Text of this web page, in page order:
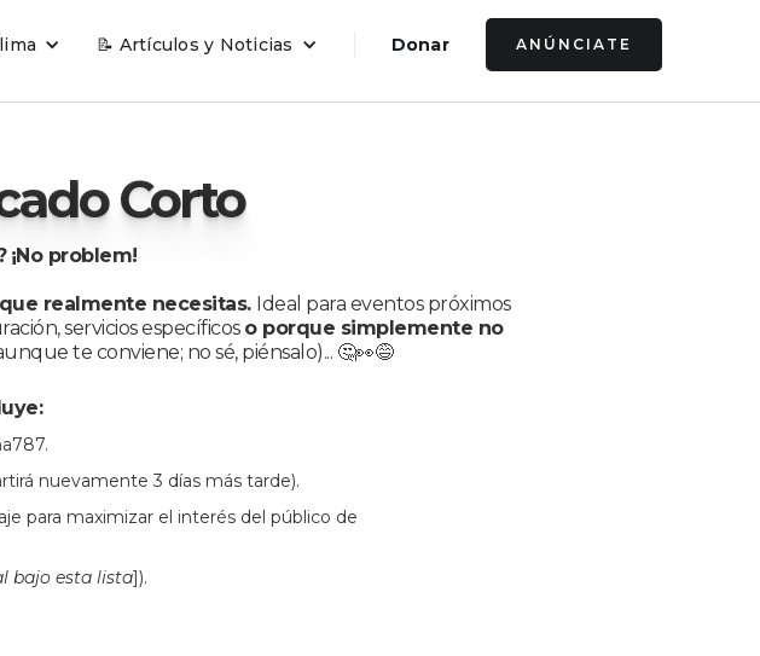
📝 Artículos y Noticias Donar ANÚNCIATE
Corto
¡No problem!
realmente necesitas. Ideal para eventos próximos
servicios específicos o porque simplemente no
te conviene; no sé, piénsalo)... 🤔👀😅
nuevamente 3 días más tarde).
para maximizar el interés del público de
bajo esta lista]).